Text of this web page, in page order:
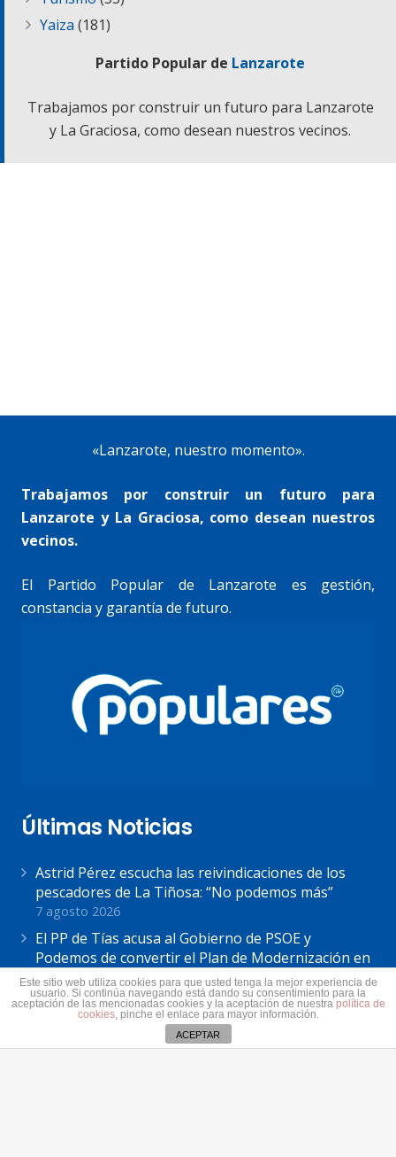
Yaiza (181)
Partido Popular de Lanzarote
Trabajamos por construir un futuro para Lanzarote
y La Graciosa, como desean nuestros vecinos.
«Lanzarote, nuestro momento».
Trabajamos por construir un futuro para
Lanzarote y La Graciosa, como desean nuestros
vecinos.
El Partido Popular de Lanzarote es gestión,
constancia y garantía de futuro.
Últimas Noticias
Astrid Pérez escucha las reivindicaciones de los
pescadores de La Tiñosa: “No podemos más”
7 agosto 2026
El PP de Tías acusa al Gobierno de PSOE y
Podemos de convertir el Plan de Modernización en
«el mayor ejemplo de su incapacidad»
7 agosto 2026
Astrid Pérez: “Lanzarote y toda Canarias se
solidariza con Ceuta: España no puede seguir sin
Este sitio web utiliza cookies para que usted tenga la mejor experiencia de
usuario. Si continúa navegando está dando su consentimiento para la
aceptación de las mencionadas cookies y la aceptación de nuestra política de
cookies, pinche el enlace para mayor información.
ACEPTAR